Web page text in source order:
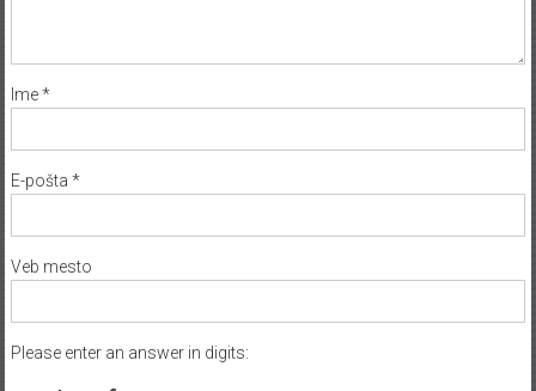
Ime*
E-pošta *
Veb mesto
Please enter an answer in digits: